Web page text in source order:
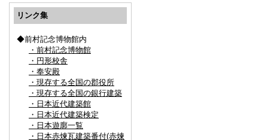
リンク集
◆前村記念博物館内
・前村記念博物館
・円形校舎
・奉安殿
・現存する全国の郡役所
・現存する全国の銀行建築
・日本近代建築館
・日本近代建築検定
・日本遊廓一覧
・日本赤煉瓦建築番付(赤煉